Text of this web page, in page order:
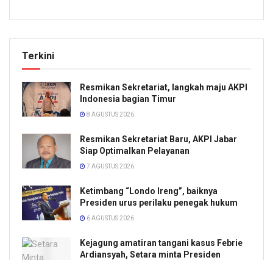
Terkini
Resmikan Sekretariat, langkah maju AKPI
Indonesia bagian Timur
8 AGUSTUS 2026
Resmikan Sekretariat Baru, AKPI Jabar
Siap Optimalkan Pelayanan
7 AGUSTUS 2026
Ketimbang “Londo Ireng”, baiknya
Presiden urus perilaku penegak hukum
6 AGUSTUS 2026
Kejagung amatiran tangani kasus Febrie
Ardiansyah, Setara minta Presiden